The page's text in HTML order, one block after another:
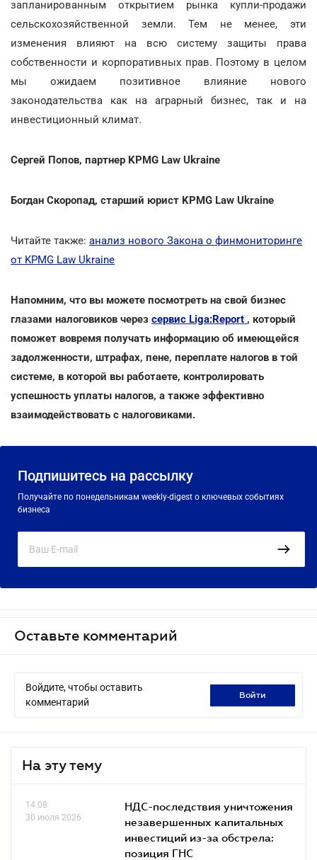
запланированным открытием рынка купли-продажи
сельскохозяйственной земли. Тем не менее, эти
изменения влияют на всю систему защиты права
собственности и корпоративных прав. Поэтому в целом
мы ожидаем позитивное влияние нового
законодательства как на аграрный бизнес, так и на
инвестиционный климат.
Сергей Попов, партнер KPMG Law Ukraine
Богдан Скоропад, старший юрист KPMG Law Ukraine
Читайте также: анализ нового Закона о финмониторинге
от KPMG Law Ukraine
Напомним, что вы можете посмотреть на свой бизнес
глазами налоговиков через сервис Liga:Report , который
поможет вовремя получать информацию об имеющейся
задолженности, штрафах, пене, переплате налогов в той
системе, в которой вы работаете, контролировать
успешность уплаты налогов, а также эффективно
взаимодействовать с налоговиками.
Подпишитесь на рассылку
Получайте по понедельникам weekly-digest о ключевых событиях
бизнеса
Оставьте комментарий
Войдите, чтобы оставить
комментарий
войти
На эту тему
14.08
30 июля 2026
НДС-последствия уничтожения
незавершенных капитальных
инвестиций из-за обстрела:
позиция ГНС